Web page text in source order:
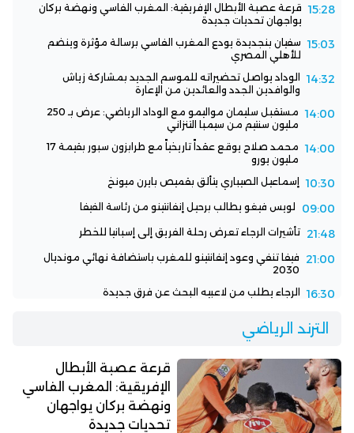
15:28 قرعة عصبة الأبطال الإفريقية: المغرب الفاسي ونهضة بركان
يواجهان تحديات جديدة
15:03 سفيان بنجديدة يودع المغرب الفاسي برسالة مؤثرة وينضم
للأهلي المصري
14:32
الوداد يواصل تحضيراته للموسم الجديد بمشاركة زياش
والوافدين الجدد والعائدين من الإعارة
14:00
مستقبل سليمان مواليمو مع الوداد الرياضي: عرض بـ 250
مليون سنتيم من سيمبا التنزاني
14:00
محمد صلاح يوقع عقداً تاريخياً مع طرابزون سبور بقيمة 17
مليون يورو
10:30 إسماعيل الصيباري يتألق بقميص بايرن ميونخ
09:00 لويس فيغو يطالب برحيل إنفانتينو من رئاسة الفيفا
21:48 تأشيرات الرجاء تعرض رحلة الفريق إلى إسبانيا للخطر
21:00
فيفا تنفي وعود إنفانتينو للمغرب باستضافة نهائي مونديال
2030
16:30 الرجاء يطلب من لاعبيه البحث عن فرق جديدة
الترند الرياضي
قرعة عصبة الأبطال
الإفريقية: المغرب الفاسي
ونهضة بركان يواجهان
تحديات جديدة